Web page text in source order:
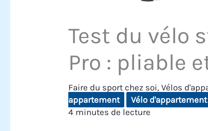
Test du vélo
Pro : pliable
Faire du sport chez soi,Vélos
appartement
Vélo d'appartement
4 minutes de lecture